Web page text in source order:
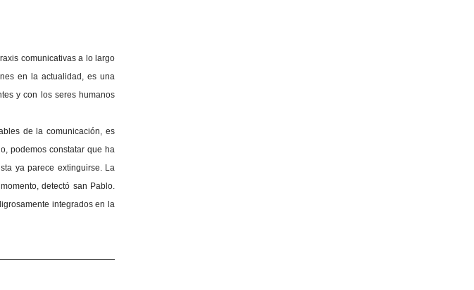
comunicativas a lo largo
en la actualidad, es una
y con los seres humanos
de la comunicación, es
podemos constatar que ha
ya parece extinguirse. La
detectó san Pablo.
integrados en la